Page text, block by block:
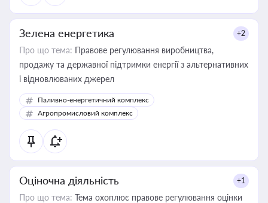
Зелена енергетика +2
Про що тема: Правове регулювання виробництва,
продажу та державної підтримки енергії з альтернативних
і відновлюваних джерел
Паливно-енергетичний комплекс
Агропромисловий комплекс
Оціночна діяльність +1
Про що тема: Тема охоплює правове регулювання оцінки